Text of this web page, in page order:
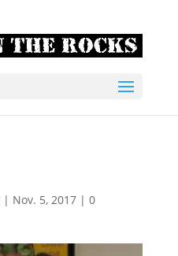
| Nov. 5, 2017| 0